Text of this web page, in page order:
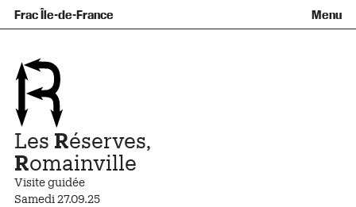
Frac Île-de-France Menu
Qu’est-ce qu’un Frac ?
Prêts d’œuvres
Informations pratiques
Venir au Frac
Familles et enfants
Groupes
Espaces de pratique libre
Accessibilité
+Aa-
Les Réserves,
Romainville
Visite guidée
Samedi 27.09.25